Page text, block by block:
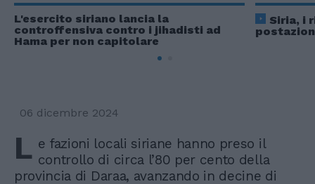
L'esercito siriano lancia la
controffensiva contro i jihadisti ad
Hama per non capitolare
Siria, i
06 dicembre 2024
L e fazioni locali siriane hanno preso il
controllo di circa l’80 per cento della
provincia di Daraa, avanzando in decine di